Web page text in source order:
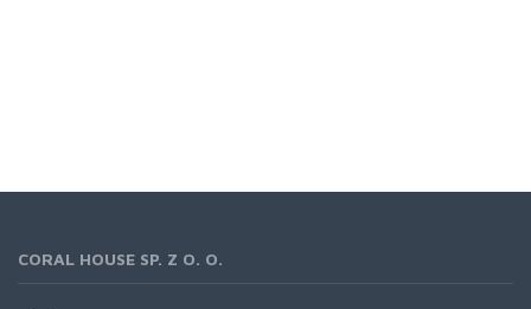
CORAL HOUSE SP. Z O. O.